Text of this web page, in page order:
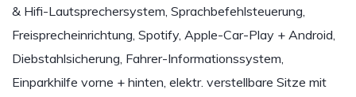
& Hifi-Lautsprechersystem, Sprachbefehlsteuerung,
Freisprecheinrichtung, Spotify, Apple-Car-Play + Android,
Diebstahlsicherung, Fahrer-Informationssystem,
Einparkhilfe vorne + hinten, elektr. verstellbare Sitze mit